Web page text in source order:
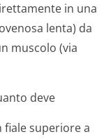
in una
lenta) da
muscolo (via
deve
fiale superiore a